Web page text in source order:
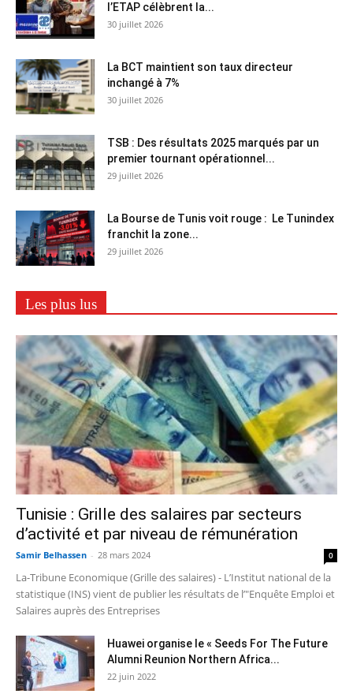
l’ETAP célèbrent la...
30 juillet 2026
La BCT maintient son taux directeur
inchangé à 7%
30 juillet 2026
TSB : Des résultats 2025 marqués par un
premier tournant opérationnel...
29 juillet 2026
La Bourse de Tunis voit rouge : Le Tunindex
franchit la zone...
29 juillet 2026
Les plus lus
Tunisie : Grille des salaires par secteurs
d’activité et par niveau de rémunération
Samir Belhassen - 28 mars 2024 0
La-Tribune Economique (Grille des salaires) - L’Institut national de la
statistique (INS) vient de publier les résultats de l’"Enquête Emploi et
Salaires auprès des Entreprises
Huawei organise le « Seeds For The Future
Alumni Reunion Northern Africa...
22 juin 2022